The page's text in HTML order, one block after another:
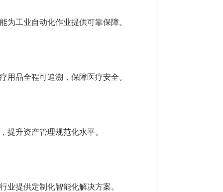
为工业自动化作业提供可靠保障。
用品全程可追溯，保障医疗安全。
提升资产管理规范化水平。
业提供定制化智能化解决方案。